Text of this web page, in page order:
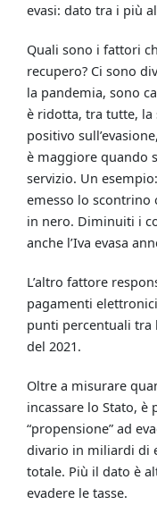
evasi: dato tra i più
Quali sono i fattori
recupero? Ci sono
la pandemia, sono
è ridotta, tra tutte, la
positivo
è maggiore quando
servizio. Un
emesso lo scontrino
in nero. Diminuiti i
anche l’Iva evasa
L’altro fattore
pagamenti
punti percentuali tra
del 2021.
Oltre a misurare
incassare lo Stato, è
“propensione” ad
divario in miliardi di
totale. Più il dato è
evadere le tasse.